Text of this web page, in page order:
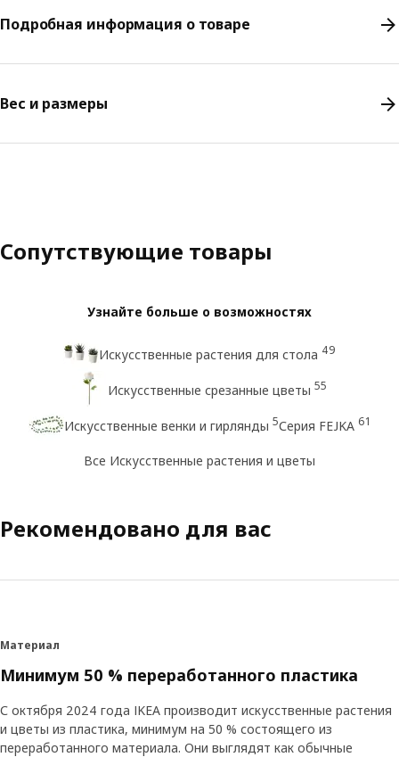
Подробная информация о товаре
Вес и размеры
Сопутствующие товары
Узнайте больше о возможностях
Искусственные растения для стола 49
Искусственные срезанные цветы 55
Искусственные венки и гирлянды 5Серия FEJKA 61
Все Искусственные растения и цветы
Рекомендовано для вас
Материал
Минимум 50 % переработанного пластика
С октября 2024 года IKEA производит искусственные растения
и цветы из пластика, минимум на 50 % состоящего из
переработанного материала. Они выглядят как обычные